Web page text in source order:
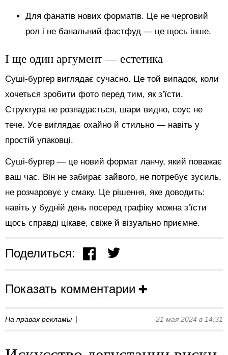
Для фанатів нових форматів. Це не черговий
рол і не банальний фастфуд — це щось інше.
І ще один аргумент — естетика
Суші-бургер виглядає сучасно. Це той випадок, коли
хочеться зробити фото перед тим, як з’їсти.
Структура не розпадається, шари видно, соус не
тече. Усе виглядає охайно й стильно — навіть у
простій упаковці.
Суші-бургер — це новий формат ланчу, який поважає
ваш час. Він не забирає зайвого, не потребує зусиль,
не розчаровує у смаку. Це рішення, яке доводить:
навіть у будній день посеред графіку можна з’їсти
щось справді цікаве, свіже й візуально приємне.
Поделиться:
Показать комментарии
На правах рекламы 21 мая 2024 в 14:31